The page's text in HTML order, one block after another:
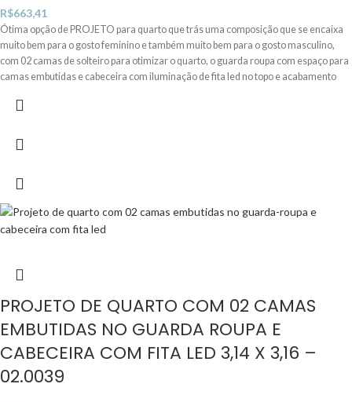
R$663,41
Ótima opção de PROJETO para quarto que trás uma composição que se encaixa
muito bem para o gosto feminino e também muito bem para o gosto masculino,
com 02 camas de solteiro para otimizar o quarto, o guarda roupa com espaço para
camas embutidas e cabeceira com iluminação de fita led no topo e acabamento
uma paleta de cores entre o MDF Frapê, MDF Tauari e o MDF Azul Sereno. A
superior com basculantes e espaço para livros.
PROJETO DE QUARTO COM 02 CAMAS
EMBUTIDAS NO GUARDA ROUPA E
CABECEIRA COM FITA LED 3,14 X 3,16 –
02.0039